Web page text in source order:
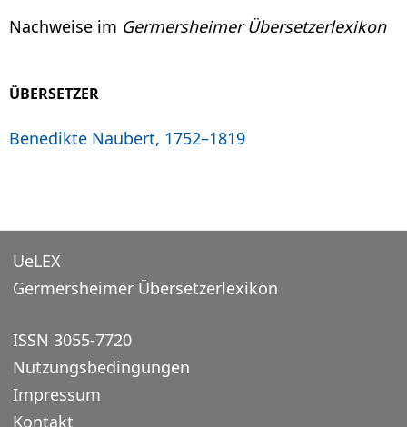
Nachweise im Germersheimer Übersetzerlexikon
ÜBERSETZER
Benedikte Naubert, 1752–1819
UeLEX
Germersheimer Übersetzerlexikon
ISSN 3055-7720
Nutzungsbedingungen
Impressum
Kontakt